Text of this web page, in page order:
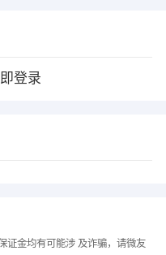
登录
证金均有可能涉 及诈骗，请微友